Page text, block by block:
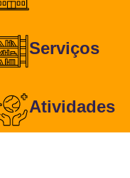
Serviços
Atividades